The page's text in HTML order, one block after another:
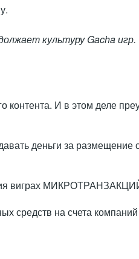
культуру Gacha игр.
контента. И в этом деле
деньги за размещение
виграх
на счета